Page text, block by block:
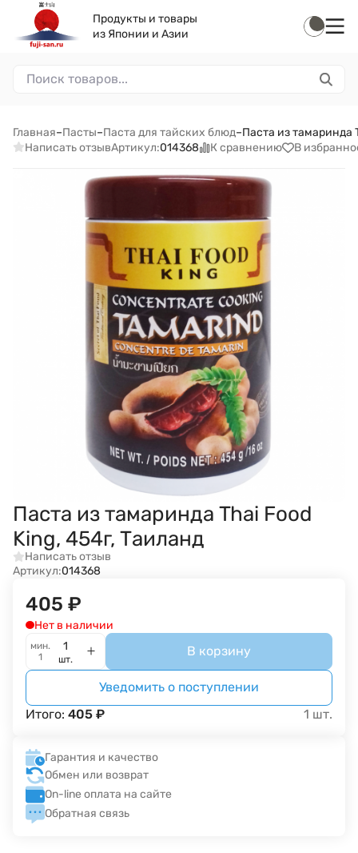
Продукты и товары
из Японии и Азии
Главная–Пасты–Паста для тайских блюд–Паста из тамаринда
Написать отзывАртикул:014368 К сравнению В
Паста из тамаринда Thai Food
King, 454г, Таиланд
Написать отзыв
Артикул:014368
405 ₽
Нет в наличии
мин.
1
шт.
В корзину
Уведомить о поступлении
Итого: 405 ₽ 1 шт.
Гарантия и качество
Обмен или возврат
On-line оплата на сайте
Обратная связь